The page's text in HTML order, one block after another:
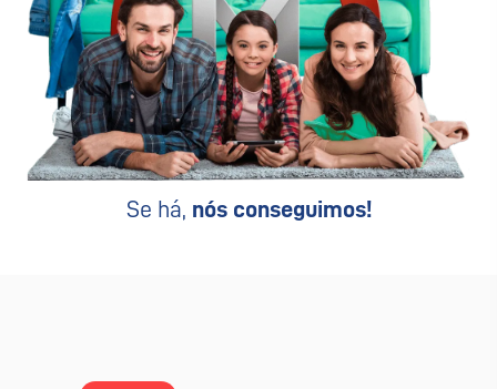
Se há, nós conseguimos!